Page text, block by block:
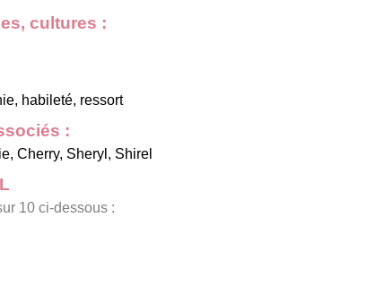
cultures :
habileté, ressort
:
, Cherry, Sheryl , Shirel
10 ci-dessous :